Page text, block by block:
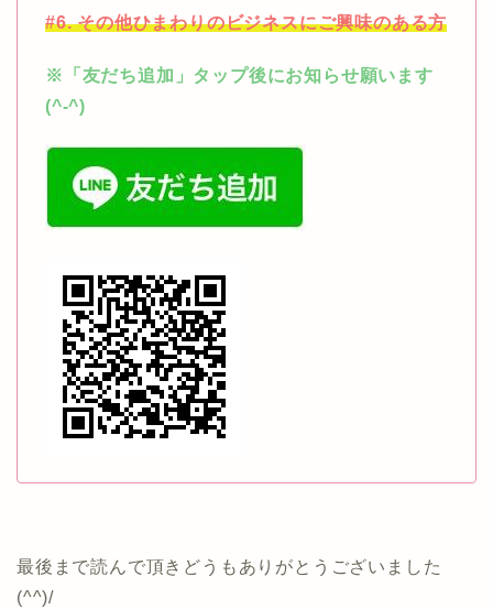
#6. その他ひまわりのビジネスにご興味のある方
※「友だち追加」タップ後にお知らせ願います
(^-^)
最後まで読んで頂きどうもありがとうございました
(^^)/